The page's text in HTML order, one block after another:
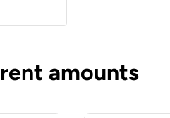
amounts